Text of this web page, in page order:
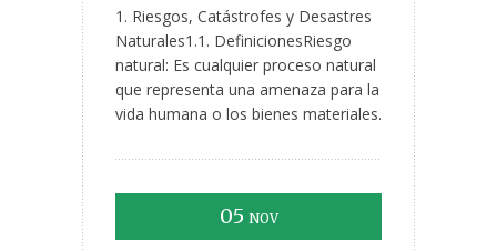
1. Riesgos, Catástrofes y Desastres
Naturales1.1. DefinicionesRiesgo
natural: Es cualquier proceso natural
que representa una amenaza para la
vida humana o los bienes materiales.
05 NOV